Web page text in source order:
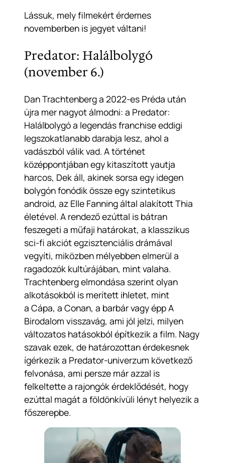
Lássuk, mely filmekért érdemes
novemberben is jegyet váltani!
Predator: Halálbolygó
(november 6.)
Dan Trachtenberg a 2022-es Préda után
újra mer nagyot álmodni: a Predator:
Halálbolygóa legendás franchise eddigi
legszokatlanabb darabja lesz, ahol a
vadászból válik vad. A történet
középpontjában egy kitaszított yautja
harcos, Dek áll, akinek sorsa egy idegen
bolygón fonódik össze egy szintetikus
android, az Elle Fanning által alakított Thia
életével. A rendező ezúttal is bátran
feszegeti a műfaji határokat, a klasszikus
sci-fi akciót egzisztenciális drámával
vegyíti, miközben mélyebben elmerül a
ragadozók kultúrájában, mint valaha.
Trachtenberg elmondása szerint olyan
alkotásokból is merített ihletet, mint
a Cápa, a Conan, a barbárvagy éppA
Birodalom visszavág, ami jól jelzi, milyen
változatos hatásokból építkezik a film. Nagy
szavak ezek, de határozottan érdekesnek
ígérkezik a Predator-univerzum következő
felvonása, ami persze már azzal is
felkeltette a rajongók érdeklődését, hogy
ezúttal magát a földönkívüli lényt helyezik a
főszerepbe.